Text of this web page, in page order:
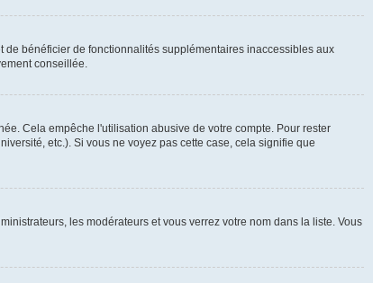
bénéficier de fonctionnalités supplémentaires inaccessibles aux
conseillée.
Cela empêche l'utilisation abusive de votre compte. Pour rester
etc.). Si vous ne voyez pas cette case, cela signifie que
les modérateurs et vous verrez votre nom dans la liste. Vous